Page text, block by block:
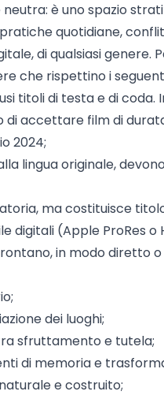
è uno spazio
quotidiane,
di qualsiasi genere.
che rispettino i
titoli di testa e di coda.
di accettare film di
2024;
lingua originale,
ma costituisce
digitali (Apple ProRes o
in modo diretto
dei luoghi;
sfruttamento e tutela;
di memoria e
e costruito;